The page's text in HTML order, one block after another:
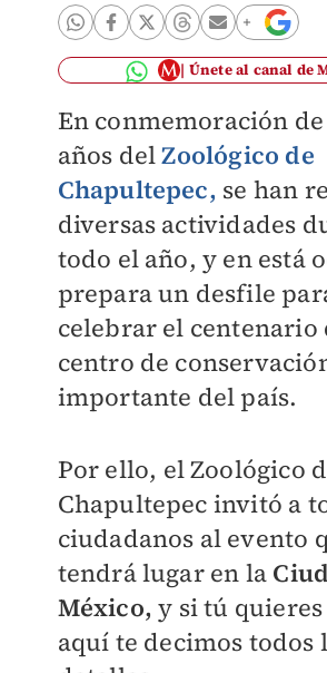
Únete al canal de
En conmemoración de
años delZoológico de
Chapultepec, se han
diversas actividades
todo el año, y en está
prepara un desfile
celebrar el centenario
centro de
importante del país.
Por ello, el Zoológico
Chapultepec invitó a
ciudadanos al evento
tendrá lugar en la
México, y si tú
aquí te decimos todos